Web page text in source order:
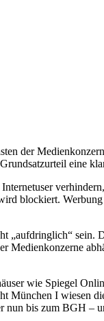
der
eine
blockiert.
„aufdringlich“ sein.
Medienkonzerne
wie Spiegel
München I wiesen
nun bis zum BGH –